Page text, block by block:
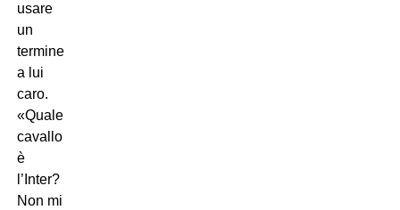
usare
un
termine
a lui
caro.
«Quale
cavallo
è
l’Inter?
Non mi